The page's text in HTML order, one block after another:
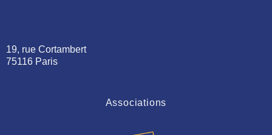
19, rue Cortambert
75116 Paris
Associations